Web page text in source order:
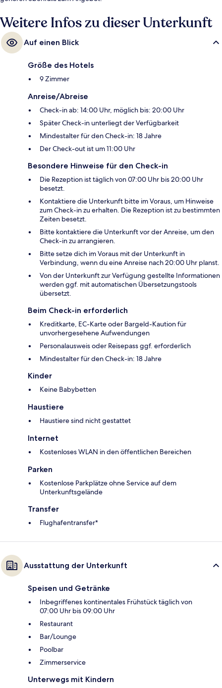
Weitere Infos zu dieser Unterkunft
Auf einen Blick
Größe des Hotels
9 Zimmer
Anreise/Abreise
Check-in ab: 14:00 Uhr, möglich bis: 20:00 Uhr
Später Check-in unterliegt der Verfügbarkeit
Mindestalter für den Check-in: 18 Jahre
Der Check-out ist um 11:00 Uhr
Besondere Hinweise für den Check-in
Die Rezeption ist täglich von 07:00 Uhr bis 20:00 Uhr
besetzt.
Kontaktiere die Unterkunft bitte im Voraus, um Hinweise
zum Check-in zu erhalten. Die Rezeption ist zu bestimmten
Zeiten besetzt.
Bitte kontaktiere die Unterkunft vor der Anreise, um den
Check-in zu arrangieren.
Bitte setze dich im Voraus mit der Unterkunft in
Verbindung, wenn du eine Anreise nach 20:00 Uhr planst.
Von der Unterkunft zur Verfügung gestellte Informationen
werden ggf. mit automatischen Übersetzungstools
übersetzt.
Beim Check-in erforderlich
Kreditkarte, EC-Karte oder Bargeld-Kaution für
unvorhergesehene Aufwendungen
Personalausweis oder Reisepass ggf. erforderlich
Mindestalter für den Check-in: 18 Jahre
Kinder
Keine Babybetten
Haustiere
Haustiere sind nicht gestattet
Internet
Kostenloses WLAN in den öffentlichen Bereichen
Parken
Kostenlose Parkplätze ohne Service auf dem
Unterkunftsgelände
Transfer
Flughafentransfer*
Ausstattung der Unterkunft
Speisen und Getränke
Inbegriffenes kontinentales Frühstück täglich von
07:00 Uhr bis 09:00 Uhr
Restaurant
Bar/Lounge
Poolbar
Zimmerservice
Unterwegs mit Kindern